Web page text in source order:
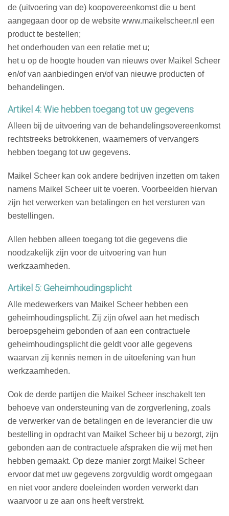
de (uitvoering van de) koopovereenkomst die u bent
aangegaan door op de website www.maikelscheer.nl een
product te bestellen;
het onderhouden van een relatie met u;
het u op de hoogte houden van nieuws over Maikel Scheer
en/of van aanbiedingen en/of van nieuwe producten of
behandelingen.
Artikel 4: Wie hebben toegang tot uw gegevens
Alleen bij de uitvoering van de behandelingsovereenkomst
rechtstreeks betrokkenen, waarnemers of vervangers
hebben toegang tot uw gegevens.
Maikel Scheer kan ook andere bedrijven inzetten om taken
namens Maikel Scheer uit te voeren. Voorbeelden hiervan
zijn het verwerken van betalingen en het versturen van
bestellingen.
Allen hebben alleen toegang tot die gegevens die
noodzakelijk zijn voor de uitvoering van hun
werkzaamheden.
Artikel 5: Geheimhoudingsplicht
Alle medewerkers van Maikel Scheer hebben een
geheimhoudingsplicht. Zij zijn ofwel aan het medisch
beroepsgeheim gebonden of aan een contractuele
geheimhoudingsplicht die geldt voor alle gegevens
waarvan zij kennis nemen in de uitoefening van hun
werkzaamheden.
Ook de derde partijen die Maikel Scheer inschakelt ten
behoeve van ondersteuning van de zorgverlening, zoals
de verwerker van de betalingen en de leverancier die uw
bestelling in opdracht van Maikel Scheer bij u bezorgt, zijn
gebonden aan de contractuele afspraken die wij met hen
hebben gemaakt. Op deze manier zorgt Maikel Scheer
ervoor dat met uw gegevens zorgvuldig wordt omgegaan
en niet voor andere doeleinden worden verwerkt dan
waarvoor u ze aan ons heeft verstrekt.